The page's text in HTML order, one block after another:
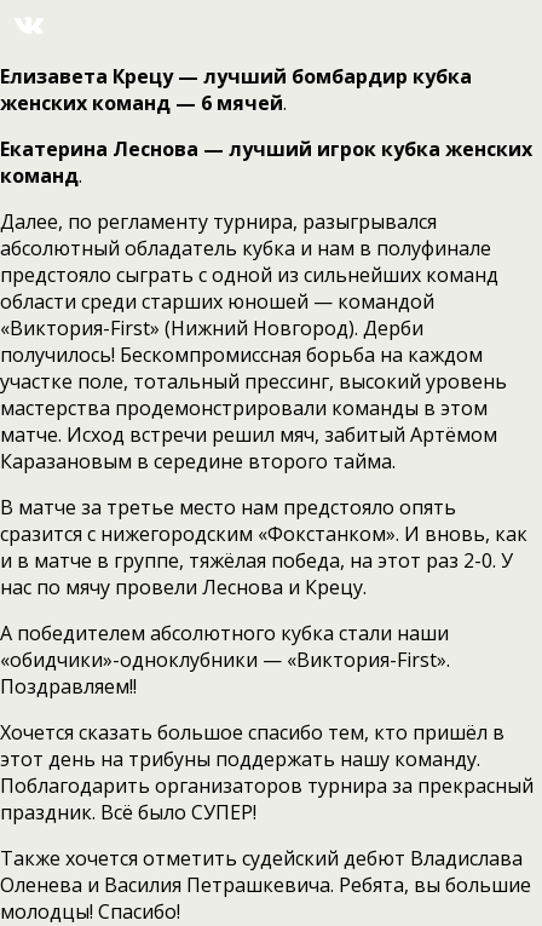
Елизавета Крецу — лучший бомбардир кубка
женских команд — 6 мячей.
Екатерина Леснова — лучший игрок кубка женских
команд.
Далее, по регламенту турнира, разыгрывался
абсолютный обладатель кубка и нам в полуфинале
предстояло сыграть с одной из сильнейших команд
области среди старших юношей — командой
«Виктория-First» (Нижний Новгород). Дерби
получилось! Бескомпромиссная борьба на каждом
участке поле, тотальный прессинг, высокий уровень
мастерства продемонстрировали команды в этом
матче. Исход встречи решил мяч, забитый Артёмом
Каразановым в середине второго тайма.
В матче за третье место нам предстояло опять
сразится с нижегородским «Фокстанком». И вновь, как
и в матче в группе, тяжёлая победа, на этот раз 2-0. У
нас по мячу провели Леснова и Крецу.
А победителем абсолютного кубка стали наши
«обидчики»-одноклубники — «Виктория-First».
Поздравляем!!
Хочется сказать большое спасибо тем, кто пришёл в
этот день на трибуны поддержать нашу команду.
Поблагодарить организаторов турнира за прекрасный
праздник. Всё было СУПЕР!
Также хочется отметить судейский дебют Владислава
Оленева и Василия Петрашкевича. Ребята, вы большие
молодцы! Спасибо!